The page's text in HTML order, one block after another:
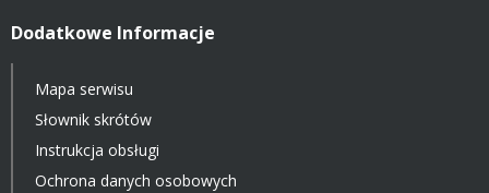
Dodatkowe Informacje
Mapa serwisu
Słownik skrótów
Instrukcja obsługi
Ochrona danych osobowych